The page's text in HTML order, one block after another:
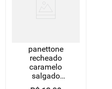
panettone
recheado
caramelo
salgado
supernosso